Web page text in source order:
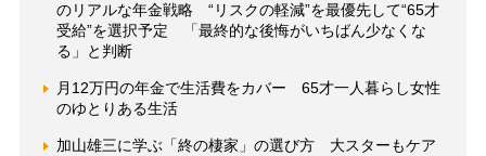
のリアルな年金戦略 “リスクの軽減”を最優先して“65才
受給”を選択予定 「最終的な後悔がいちばん少なくな
る」と判断
月12万円の年金で生活費をカバー 65才一人暮らし女性
のゆとりある生活
加山雄三に学ぶ「終の棲家」の選び方 大スターもケア